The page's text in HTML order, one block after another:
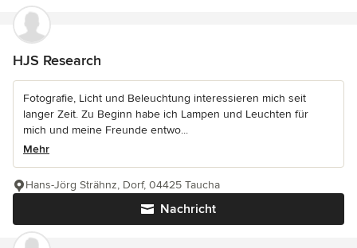
HJS Research
Fotografie, Licht und Beleuchtung interessieren mich seit
langer Zeit. Zu Beginn habe ich Lampen und Leuchten für
mich und meine Freunde entwo...
Mehr
Nachricht
Hans-Jörg Strähnz, Dorf, 04425 Taucha